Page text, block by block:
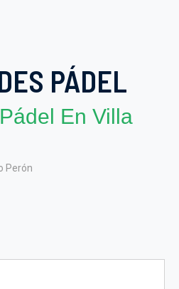
PÁDEL
En Villa
Perón